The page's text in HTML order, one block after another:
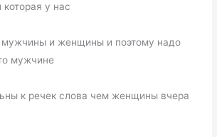
у нас
мужчины и женщины и поэтому надо
мужчине
к речек слова чем женщины вчера